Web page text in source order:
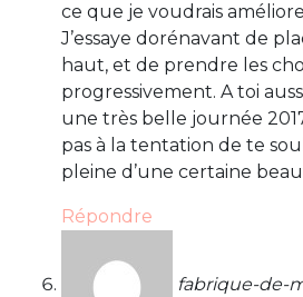
ce que je voudrais
J’essaye dorénavant de
haut, et de prendre les
progressivement. A toi
une très belle journée
pas à la tentation de te
pleine d’une certaine
Répondre
fabrique-de-